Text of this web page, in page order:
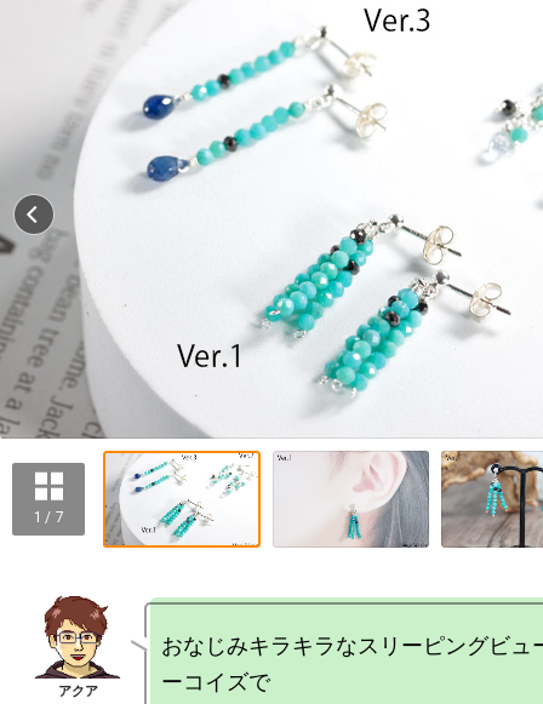
1 / 7
おなじみキラキラなスリーピングビュ
ーコイズで